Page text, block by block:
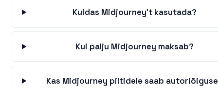
Kuidas Midjourney't kasutada?
Kui palju Midjourney maksab?
Kas Midjourney piltidele saab